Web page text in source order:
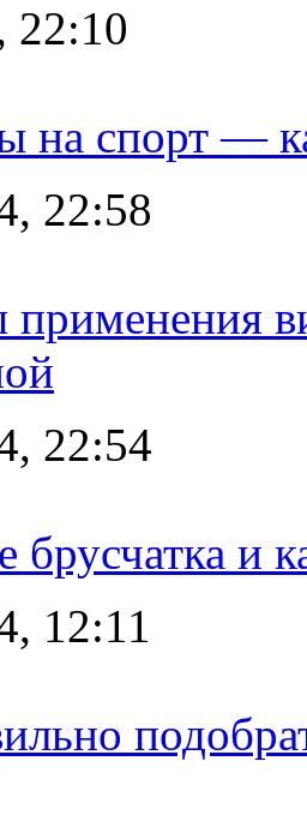
22:10
на спорт —
22:58
22:54
брусчатка и
12:11